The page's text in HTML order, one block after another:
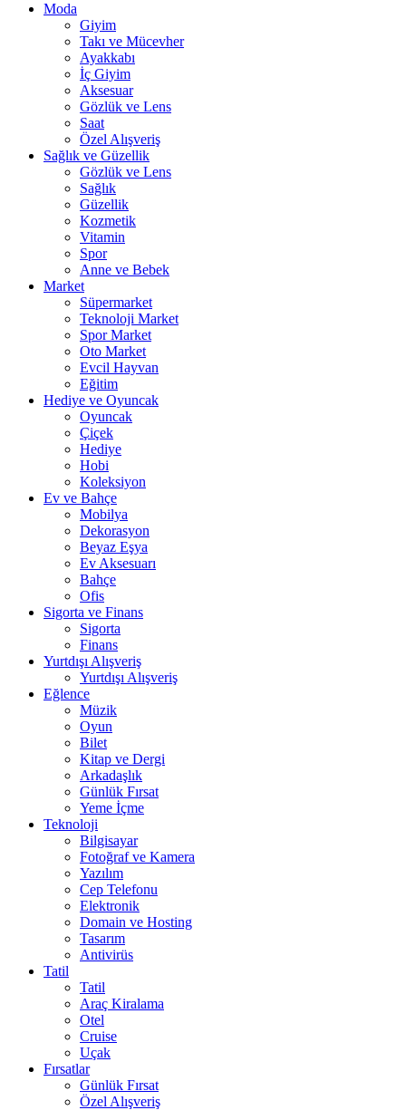
Moda
Giyim
Takı ve Mücevher
Ayakkabı
İç Giyim
Aksesuar
Gözlük ve Lens
Saat
Özel Alışveriş
Sağlık ve Güzellik
Gözlük ve Lens
Sağlık
Güzellik
Kozmetik
Vitamin
Spor
Anne ve Bebek
Market
Süpermarket
Teknoloji Market
Spor Market
Oto Market
Evcil Hayvan
Eğitim
Hediye ve Oyuncak
Oyuncak
Çiçek
Hediye
Hobi
Koleksiyon
Ev ve Bahçe
Mobilya
Dekorasyon
Beyaz Eşya
Ev Aksesuarı
Bahçe
Ofis
Sigorta ve Finans
Sigorta
Finans
Yurtdışı Alışveriş
Yurtdışı Alışveriş
Eğlence
Müzik
Oyun
Bilet
Kitap ve Dergi
Arkadaşlık
Günlük Fırsat
Yeme İçme
Teknoloji
Bilgisayar
Fotoğraf ve Kamera
Yazılım
Cep Telefonu
Elektronik
Domain ve Hosting
Tasarım
Antivirüs
Tatil
Tatil
Araç Kiralama
Otel
Cruise
Uçak
Fırsatlar
Günlük Fırsat
Özel Alışveriş